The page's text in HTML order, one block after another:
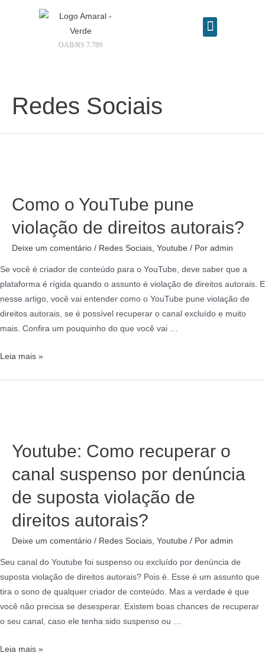
OAB/RS 7.789
Redes Sociais
Como o YouTube pune
violação de direitos autorais?
Deixe um comentário / Redes Sociais, Youtube / Por admin
Se você é criador de conteúdo para o YouTube, deve saber que a
plataforma é rígida quando o assunto é violação de direitos autorais. E
nesse artigo, você vai entender como o YouTube pune violação de
direitos autorais, se é possível recuperar o canal excluído e muito
mais. Confira um pouquinho do que você vai …
Leia mais »
Youtube: Como recuperar o
canal suspenso por denúncia
de suposta violação de
direitos autorais?
Deixe um comentário / Redes Sociais, Youtube / Por admin
Seu canal do Youtube foi suspenso ou excluído por denúncia de
suposta violação de direitos autorais? Pois é. Esse é um assunto que
tira o sono de qualquer criador de conteúdo. Mas a verdade é que
você não precisa se desesperar. Existem boas chances de recuperar
o seu canal, caso ele tenha sido suspenso ou …
Leia mais »